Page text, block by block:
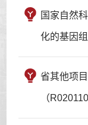
国家自然
化的基因
省其他项
（